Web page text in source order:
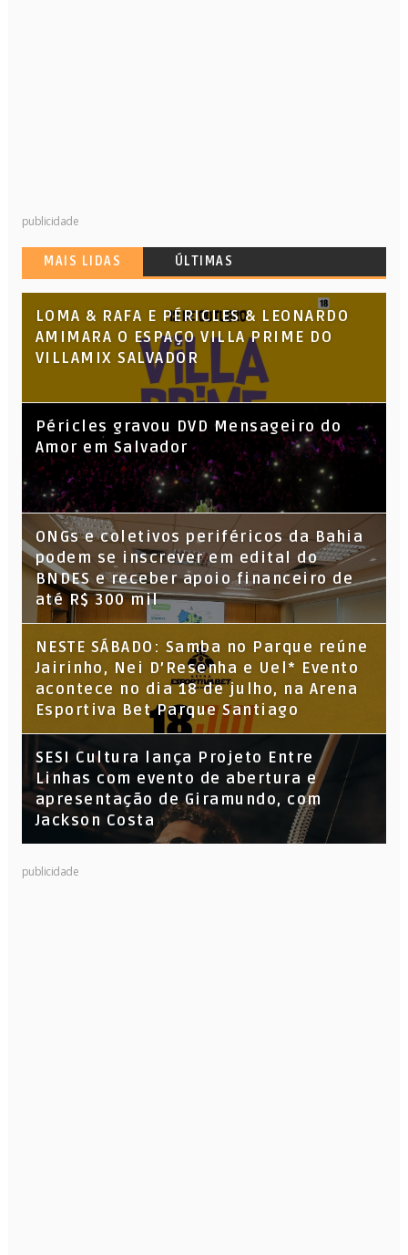
publicidade
MAIS LIDAS ÚLTIMAS
LOMA & RAFA E PÉRICLES & LEONARDO
AMIMARA O ESPAÇO VILLA PRIME DO
VILLAMIX SALVADOR
Péricles gravou DVD Mensageiro do
Amor em Salvador
ONGs e coletivos periféricos da Bahia
podem se inscrever em edital do
BNDES e receber apoio financeiro de
até R$ 300 mil
NESTE SÁBADO: Samba no Parque reúne
Jairinho, Nei D’Resenha e Uel* Evento
acontece no dia 18 de julho, na Arena
Esportiva Bet Parque Santiago
SESI Cultura lança Projeto Entre
Linhas com evento de abertura e
apresentação de Giramundo, com
Jackson Costa
publicidade